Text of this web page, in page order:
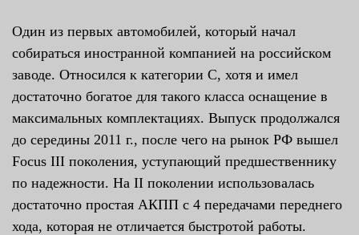
Один из первых автомобилей, который начал
собираться иностранной компанией на российском
заводе. Относился к категории C, хотя и имел
достаточно богатое для такого класса оснащение в
максимальных комплектациях. Выпуск продолжался
до середины 2011 г., после чего на рынок РФ вышел
Focus III поколения, уступающий предшественнику
по надежности. На II поколении использовалась
достаточно простая АКПП с 4 передачами переднего
хода, которая не отличается быстротой работы.